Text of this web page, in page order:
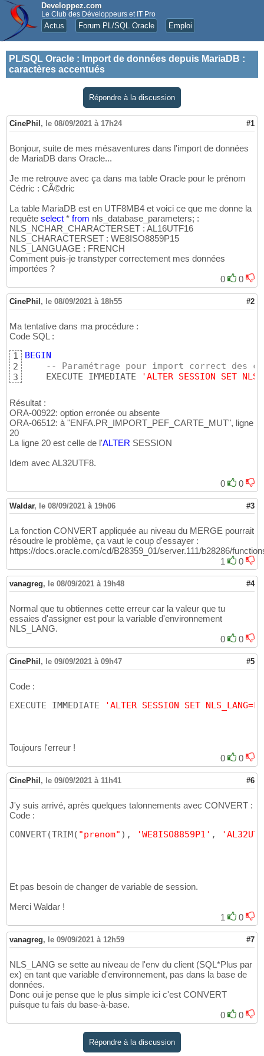
Developpez.com
Le Club des Développeurs et IT Pro
Actus Forum PL/SQL Oracle Emploi
PL/SQL Oracle : Import de données depuis MariaDB :
caractères accentués
Répondre à la discussion
CinePhil , le 08/09/2021 à 17h24 #1
Bonjour, suite de mes mésaventures dans l'import de données
de MariaDB dans Oracle...
Je me retrouve avec ça dans ma table Oracle pour le prénom
Cédric : CÃ©dric
La table MariaDB est en UTF8MB4 et voici ce que me donne la
requête select * from nls_database_parameters; :
NLS_NCHAR_CHARACTERSET : AL16UTF16
NLS_CHARACTERSET : WE8ISO8859P15
NLS_LANGUAGE : FRENCH
Comment puis-je transtyper correctement mes données
importées ?
0
0
CinePhil , le 08/09/2021 à 18h55 #2
Ma tentative dans ma procédure :
Code SQL :
1
2
3
BEGIN
-- Paramétrage pour import correct des
    EXECUTE IMMEDIATE
'ALTER SESSION SET
Résultat :
ORA-00922: option erronée ou absente
ORA-06512: à "ENFA.PR_IMPORT_PEF_CARTE_MUT", ligne
20
La ligne 20 est celle de l'ALTER SESSION
Idem avec AL32UTF8.
0 0
Waldar, le 08/09/2021 à 19h06 #3
La fonction CONVERT appliquée au niveau du MERGE pourrait
résoudre le problème, ça vaut le coup d'essayer :
https://docs.oracle.com/cd/B28359_01/server.111/b28286/
1
0
vanagreg, le 08/09/2021 à 19h48 #4
Normal que tu obtiennes cette erreur car la valeur que tu
essaies d'assigner est pour la variable d'environnement
NLS_LANG.
0
0
CinePhil , le 09/09/2021 à 09h47 #5
Code :
EXECUTE IMMEDIATE 'ALTER SESSION SET
Toujours l'erreur !
0
0
CinePhil , le 09/09/2021 à 11h41 #6
J'y suis arrivé, après quelques talonnements avec CONVERT :
Code :
CONVERT(TRIM ( "prenom" ) , 'WE8ISO8859P1' ,
Et pas besoin de changer de variable de session.
Merci Waldar !
1
0
vanagreg, le 09/09/2021 à 12h59 #7
NLS_LANG se sette au niveau de l'env du client (SQL*Plus par
ex) en tant que variable d'environnement, pas dans la base de
données.
Donc oui je pense que le plus simple ici c'est CONVERT
puisque tu fais du base-à-base.
0
0
Répondre à la discussion